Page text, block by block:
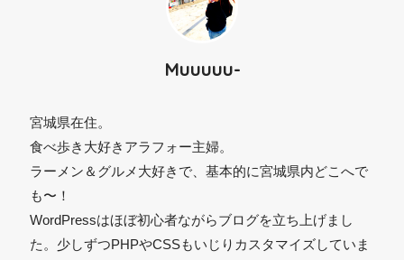
Muuuuu-
宮城県在住。
食べ歩き大好きアラフォー主婦。
ラーメン＆グルメ大好きで、基本的に宮城県内どこへで
も〜！
WordPressはほぼ初心者ながらブログを立ち上げまし
た。少しずつPHPやCSSもいじりカスタマイズしていま